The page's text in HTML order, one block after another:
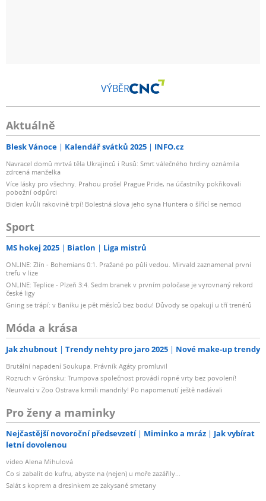
VÝBĚR
Aktuálně
Blesk Vánoce Kalendář svátků 2025 INFO.cz
Navracel domů mrtvá těla Ukrajinců i Rusů: Smrt válečného hrdiny oznámila
zdrcená manželka
Více lásky pro všechny. Prahou prošel Prague Pride, na účastníky pokřikovali
pobožní odpůrci
Biden kvůli rakovině trpí! Bolestná slova jeho syna Huntera o šířící se nemoci
Sport
MS hokej 2025 Biatlon Liga mistrů
ONLINE: Zlín - Bohemians 0:1. Pražané po půli vedou. Mirvald zaznamenal první
trefu v lize
ONLINE: Teplice - Plzeň 3:4. Sedm branek v prvním poločase je vyrovnaný rekord
české ligy
Gning se trápí: v Baníku je pět měsíců bez bodu! Důvody se opakují u tří trenérů
Móda a krása
Jak zhubnout Trendy nehty pro jaro 2025 Nové make-up trendy
Brutální napadení Soukupa. Právník Agáty promluvil
Rozruch v Grónsku: Trumpova společnost provádí ropné vrty bez povolení!
Neurvalci v Zoo Ostrava krmili mandrily! Po napomenutí ještě nadávali
Pro ženy a maminky
Nejčastější novoroční předsevzetí Miminko a mráz
Jak vybírat
letní dovolenou
video Alena Mihulová
Co si zabalit do kufru, abyste na (nejen) u moře zazářily...
Salát s koprem a dresinkem ze zakysané smetany